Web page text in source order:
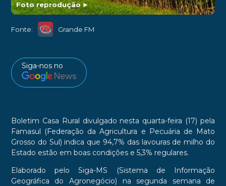
Foto reprodução►
Fonte: Grande FM
Siga-nos no
Boletim Casa Rural divulgado nesta quarta-feira (17) pela
Famasul (Federação da Agricultura e Pecuária de Mato
Grosso do Sul) indica que 94,7% das lavouras de milho do
Estado estão em boas condições e 5,3% regulares.
Elaborado pelo Siga-MS (Sistema de Informação
Geográfica do Agronegócio) na segunda semana de